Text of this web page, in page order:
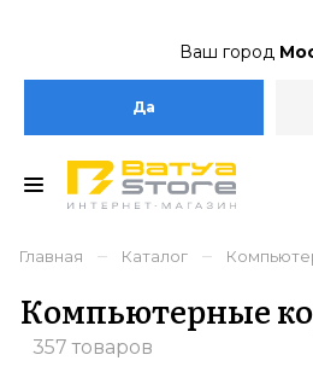
Ваш город
Да
Главная – Каталог –
Компьютерные
357 товаров